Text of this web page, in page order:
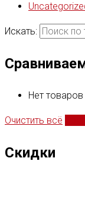
Искать:
Нет
Очистить всё
Скидки